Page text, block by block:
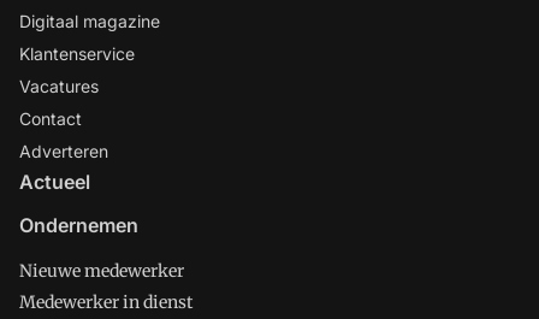
Digitaal magazine
Klantenservice
Vacatures
Contact
Adverteren
Actueel
Ondernemen
Nieuwe medewerker
Medewerker in dienst